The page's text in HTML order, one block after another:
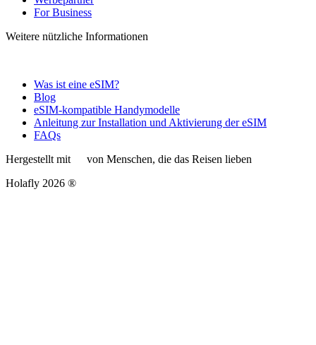
For Business
Weitere nützliche Informationen
Was ist eine eSIM?
Blog
eSIM-kompatible Handymodelle
Anleitung zur Installation und Aktivierung der eSIM
FAQs
Hergestellt mit
von Menschen, die das Reisen lieben
Holafly 2026 ®